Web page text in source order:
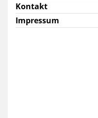
Kontakt
Impressum